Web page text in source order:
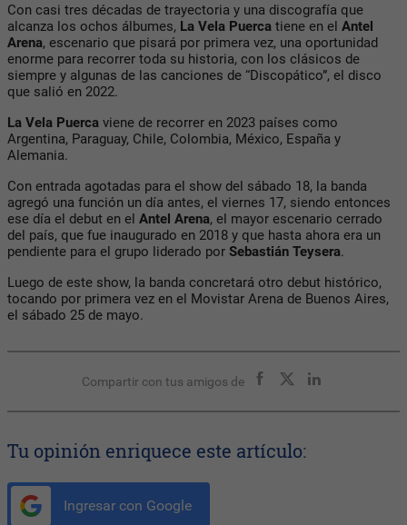
Con casi tres décadas de trayectoria y una discografía que
alcanza los ochos álbumes, La Vela Puerca tiene en el Antel
Arena, escenario que pisará por primera vez, una oportunidad
enorme para recorrer toda su historia, con los clásicos de
siempre y algunas de las canciones de “Discopático”, el disco
que salió en 2022.
La Vela Puerca viene de recorrer en 2023 países como
Argentina, Paraguay, Chile, Colombia, México, España y
Alemania.
Con entrada agotadas para el show del sábado 18, la banda
agregó una función un día antes, el viernes 17, siendo entonces
ese día el debut en el Antel Arena, el mayor escenario cerrado
del país, que fue inaugurado en 2018 y que hasta ahora era un
pendiente para el grupo liderado por Sebastián Teysera.
Luego de este show, la banda concretará otro debut histórico,
tocando por primera vez en el Movistar Arena de Buenos Aires,
el sábado 25 de mayo.
Compartir con tus amigos de
Tu opinión enriquece este artículo:
Ingresar con Google